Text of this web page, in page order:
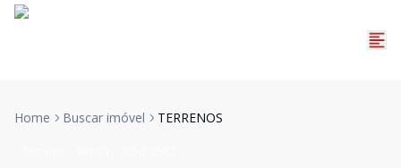
Home Buscar imóvel TERRENOS